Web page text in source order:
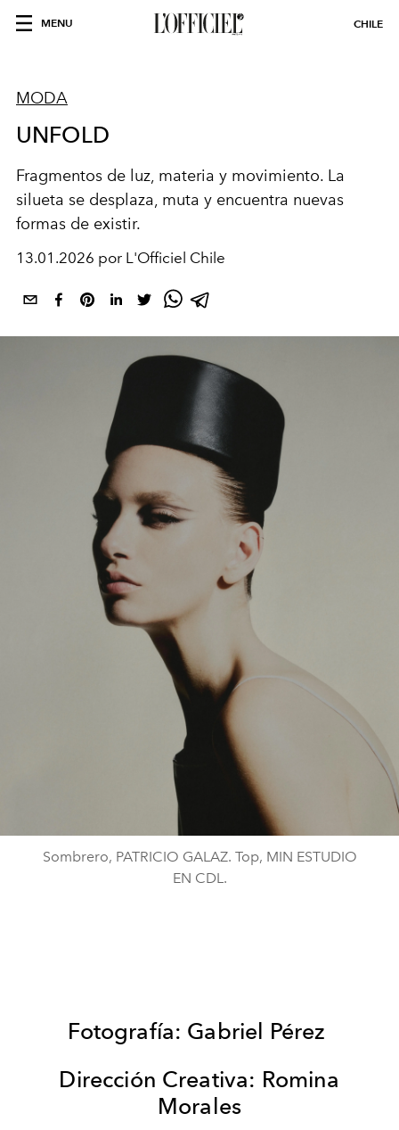
MENU CHILE
MODA
UNFOLD
Fragmentos de luz, materia y movimiento. La
silueta se desplaza, muta y encuentra nuevas
formas de existir.
13.01.2026 por L'Officiel Chile
Sombrero, PATRICIO GALAZ. Top, MIN ESTUDIO
EN CDL.
Fotografía: Gabriel Pérez
Dirección Creativa: Romina
Morales